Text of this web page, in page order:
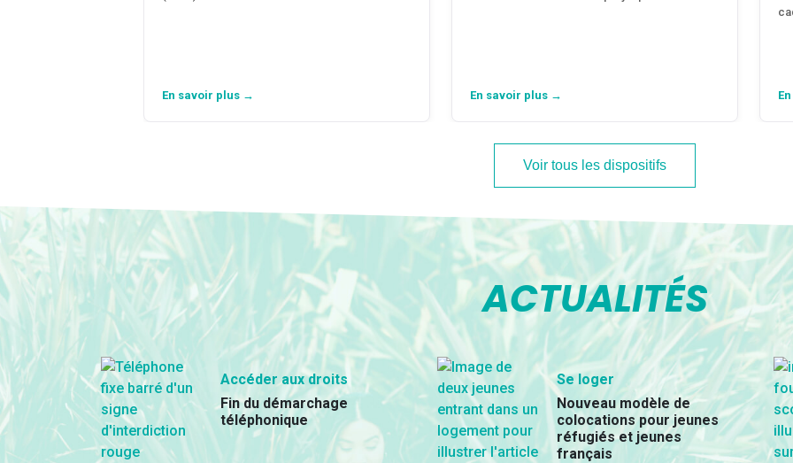
En savoir plus → En savoir plus →
Voir tous les dispositifs
ACTUALITÉS
Accéder aux droits
Fin du démarchage
téléphonique
Se loger
Nouveau modèle de
colocations pour jeunes
réfugiés et jeunes
français